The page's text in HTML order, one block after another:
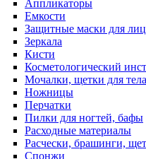
Аппликаторы
Емкости
Защитные маски для
Зеркала
Кисти
Косметологический
Мочалки, щетки для тела
Ножницы
Перчатки
Пилки для ногтей, бафы
Расходные материалы
Расчески, брашинги,
Спонжи